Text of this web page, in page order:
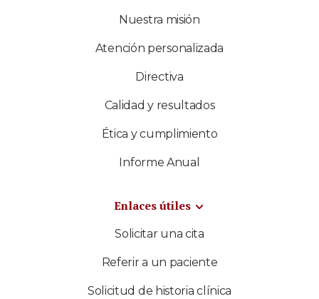
Nuestra misión
Atención personalizada
Directiva
Calidad y resultados
Ética y cumplimiento
Informe Anual
Enlaces útiles
Solicitar una cita
Referir a un paciente
Solicitud de historia clínica